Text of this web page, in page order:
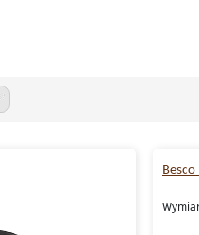
prysznicem.